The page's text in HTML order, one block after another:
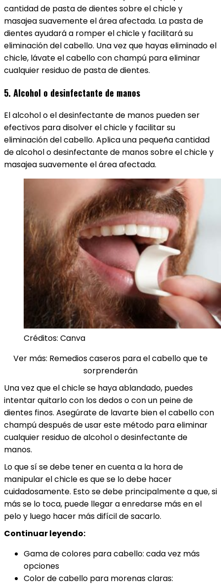
cantidad de pasta de dientes sobre el chicle y
masajea suavemente el área afectada. La pasta de
dientes ayudará a romper el chicle y facilitará su
eliminación del cabello. Una vez que hayas eliminado el
chicle, lávate el cabello con champú para eliminar
cualquier residuo de pasta de dientes.
5. Alcohol o desinfectante de manos
El alcohol o el desinfectante de manos pueden ser
efectivos para disolver el chicle y facilitar su
eliminación del cabello. Aplica una pequeña cantidad
de alcohol o desinfectante de manos sobre el chicle y
masajea suavemente el área afectada.
Créditos: Canva
Ver más: Remedios caseros para el cabello que te
sorprenderán
Una vez que el chicle se haya ablandado, puedes
intentar quitarlo con los dedos o con un peine de
dientes finos. Asegúrate de lavarte bien el cabello con
champú después de usar este método para eliminar
cualquier residuo de alcohol o desinfectante de
manos.
Lo que sí se debe tener en cuenta a la hora de
manipular el chicle es que se lo debe hacer
cuidadosamente. Esto se debe principalmente a que, si
más se lo toca, puede llegar a enredarse más en el
pelo y luego hacer más difícil de sacarlo.
Continuar leyendo:
Gama de colores para cabello: cada vez más
opciones
Color de cabello para morenas claras: